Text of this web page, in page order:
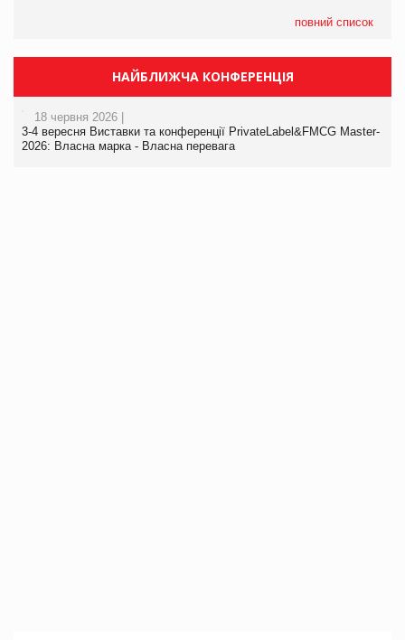
повний список
НАЙБЛИЖЧА КОНФЕРЕНЦІЯ
18 червня 2026 |
3-4 вересня Виставки та конференції PrivateLabel&FMCG Master-
2026: Власна марка - Власна перевага